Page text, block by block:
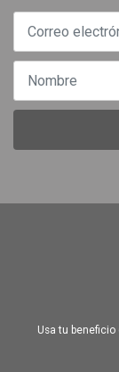
Usa tu beneficio